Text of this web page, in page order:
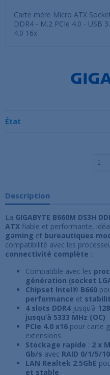
Carte mère Micro ATX
DDR4 - M.2 PCIe 4.0 - USB
4.0 16x
État
Description
La GIGABYTE B660M DS3H
ATX fiable et performante,
gaming et bureautiques
compatibilité avec les
connectivité complète :
Compatible avec les
génération (socket
Chipset Intel® B660
performance et
4 slots DDR4jusqu’à
jusqu’à 5333 MHz (OC)
PCIe 4.0 x16 pour carte
extensions
Stockage rapide : 2 x
Gb/s avec RAID 0/1/5/10
LAN Realtek 2.5GbE
et stable